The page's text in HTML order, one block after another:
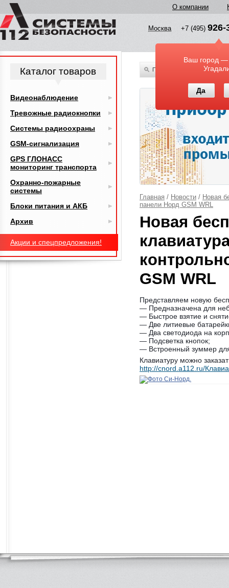
О компании
Москва +7 (495) 926-
Ваш город —
Да
По всему каталогу
Главная / Новости / Новая
панели Норд GSM WRL
Новая
GSM WRL
Представляем новую
— Предназначена для
— Быстрое взятие и
— Две литиевые
— Два светодиода на
— Подсветка кнопок;
— Встроенный зуммер для
Клавиатуру можно
http://cnord.a112.ru/
Каталог товаров
Видеонаблюдение
Тревожные радиокнопки
Системы радиоохраны
GSM-сигнализация
GPS ГЛОНАСС
мониторинг транспорта
Охранно-пожарные
системы
Блоки питания и АКБ
Архив
Акции и спецпредложения!